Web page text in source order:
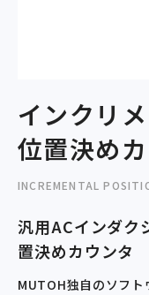
インクリ
位置決め
INCREMENTAL
汎用ACインダク
置決めカウンタ
MUTOH独自のソフト